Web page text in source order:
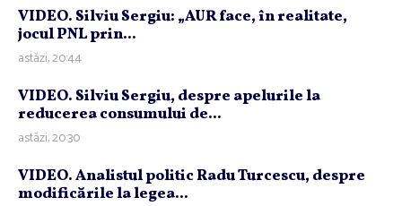
VIDEO. Silviu Sergiu: „AUR face, în realitate,
jocul PNL prin...
astăzi, 20:44
VIDEO. Silviu Sergiu, despre apelurile la
reducerea consumului de...
astăzi, 20:30
VIDEO. Analistul politic Radu Turcescu, despre
modificările la legea...